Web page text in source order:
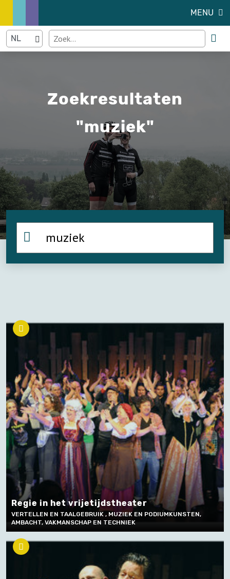
MENU
Zoekresultaten
"muziek"
Regie in het vrijetijdstheater
VERTELLEN EN TAALGEBRUIK , MUZIEK EN PODIUMKUNSTEN,
AMBACHT, VAKMANSCHAP EN TECHNIEK